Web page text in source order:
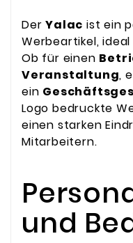
DerYalac ist ein
Werbeartikel,
Ob für einen
Veranstaltung,
ein
Logo bedruckte
einen starken
Mitarbeitern.
und